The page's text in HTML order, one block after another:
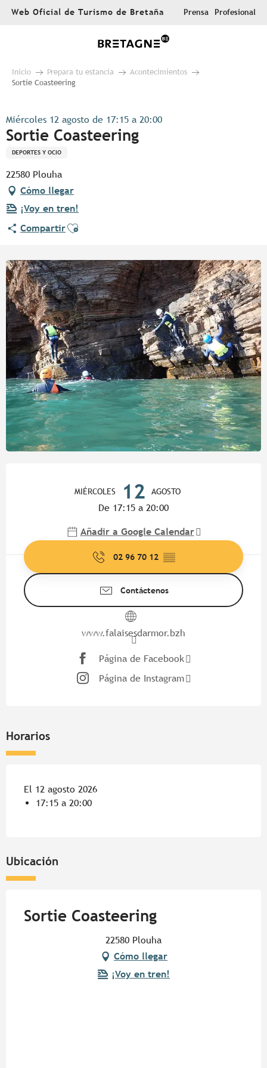
AllerWeb Oficial de Turismo de Bretaña Prensa Profesional
Inicio Prepara tu estancia
Acontecimientos
Sortie Coasteering
Miércoles 12 agosto de 17:15 a 20:00
Sortie Coasteering
DEPORTES Y OCIO
22580 Plouha
Cómo llegar
¡Voy en tren!
CompartirAjouter aux favoris
MIÉRCOLES 12 AGOSTO
De 17:15 a 20:00
Añadir a Google Calendar
02 96 70 12 ▒▒
Contáctenos
www.falaisesdarmor.bzh
Página de Facebook
Página de Instagram
Horarios
El 12 agosto 2026
17:15 a 20:00
Ubicación
Sortie Coasteering
22580 Plouha
Cómo llegar
¡Voy en tren!